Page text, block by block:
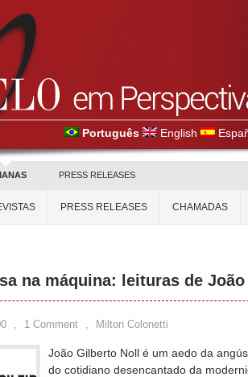
Português English
PRESS RELEASES
PRESS RELEASES CHAMADAS
na máquina: leituras de
, 1 Comment , Milton Colonetti
João Gilberto Noll é um aedo da
do cotidiano desencantado da